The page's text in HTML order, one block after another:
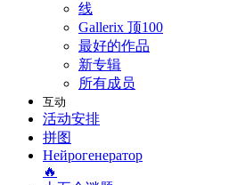
线
Gallerix 顶100
最好的作品
新专辑
所有成员
互动
活动安排
拼图
Нейрогенератор
🔥